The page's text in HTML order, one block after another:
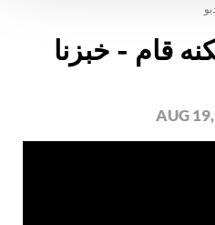
قام - خبزنا
AUG